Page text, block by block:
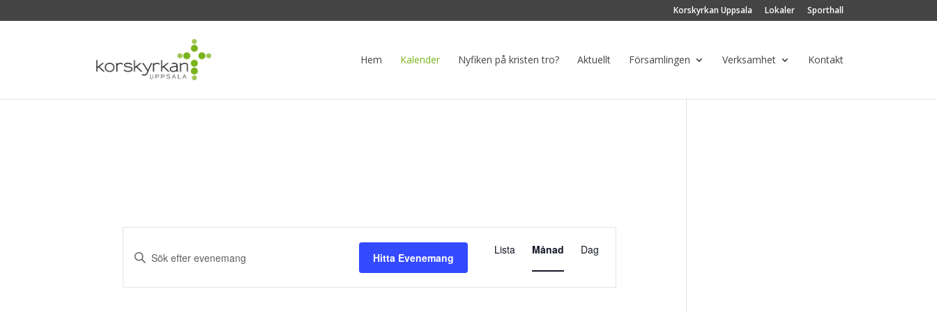
Korskyrkan Uppsala Lokaler Sporthall
Hem Kalender Nyfiken på kristen tro? Aktuellt Församlingen Verksamhet Kontakt
Evenemang
Search
Views
Ange
nyckelord.
Hitta Evenemang
Evenemang
vynavigering
Lista Månad Dag